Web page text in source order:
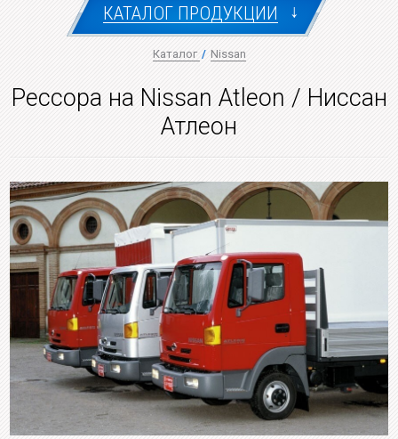
КАТАЛОГ ПРОДУКЦИИ ↓
Каталог / Nissan
Рессора на Nissan Atleon / Ниссан
Атлеон